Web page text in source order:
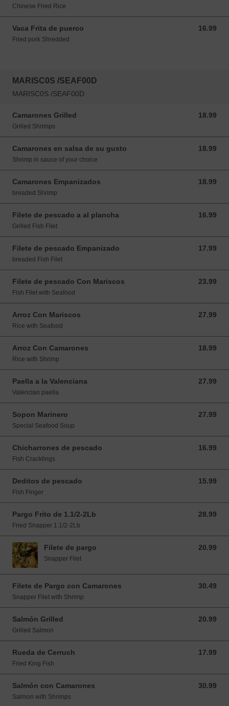
Chinese Fried Rice
Vaca Frita de puerco 16.99
16.99 USD
Fried pork Shredded
MARISC0S /SEAF00D
MARISC0S /SEAF00D
Camarones Grilled 18.99
18.99 USD
Grilled Shrimps
Camarones en salsa de su gusto 18.99
18.99 USD
Shrimp in sauce of your choice
Camarones Empanizados 18.99
18.99 USD
breaded Shrimp
Filete de pescado a al plancha 16.99
16.99 USD
Grilled Fish Filet
Filete de pescado Empanizado 17.99
17.99 USD
breaded Fish Filet
Filete de pescado Con Mariscos 23.99
23.99 USD
Fish Filet with Seafood
Arroz Con Mariscos 27.99
27.99 USD
Rice with Seafood
Arroz Con Camarones 18.99
18.99 USD
Rice with Shrimp
Paella a la Valenciana 27.99
27.99 USD
Valencian paella
Sopon Marinero 27.99
27.99 USD
Special Seafood Soup
Chicharrones de pescado 16.99
16.99 USD
Fish Cracklings
Deditos de pescado 15.99
15.99 USD
Fish Finger
Pargo Frito de 1.1/2-2Lb 28.99
28.99 USD
Fried Snapper 1.1/2-2Lb
Filete de pargo 20.99
20.99 USD
Snapper Filet
Filete de Pargo con Camarones 30.49
30.49 USD
Snapper Filet with Shrimp
Salmón Grilled 20.99
20.99 USD
Grilled Salmon
Rueda de Cerruch 17.99
17.99 USD
Fried King Fish
Salmón con Camarones 30.99
30.99 USD
Salmon with Shrimps